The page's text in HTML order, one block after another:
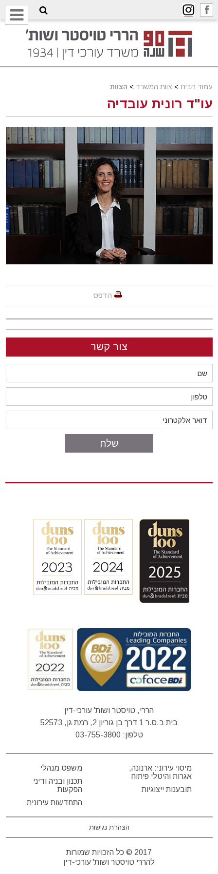
עמוד הבית > צוות המשרד > הצוות
עו"ד רונית עובדיה
הדפס
צור קשר
הררי, טויסטר ושות' עורכי-דין
בית ב.ס.ר 1 דרך בן גוריון 2, רמת גן, 52573
טלפון: 03-755-3800
מיסוי עירוני: ארנונה,
אגרות והיטלי פיתוח
תובענות ייצוגיות
משפט מנהלי
תכנון ובניה ודיני
הפקעות
התחדשות עירונית
הצהרת נגישות
2017 © כל הזכויות שמורות
להררי טויסטר ושות' עורכי-דין